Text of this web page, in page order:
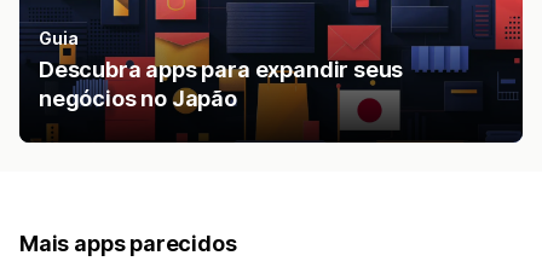
Guia
Descubra apps para expandir seus
negócios no Japão
Mais apps parecidos